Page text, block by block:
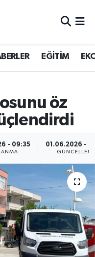
EĞİTİM
öz
- 09:35 01.06.2026 -